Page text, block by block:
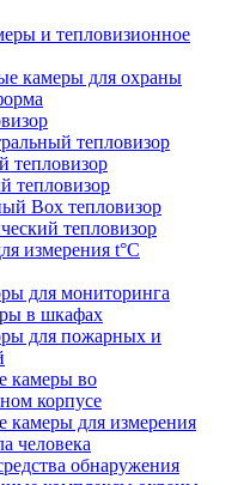
и тепловизионное
камеры для охраны
тепловизор
тепловизор
тепловизор
Box тепловизор
тепловизор
измерения t°С
для мониторинга
в шкафах
для пожарных и
камеры во
корпусе
камеры для измерения
человека
обнаружения